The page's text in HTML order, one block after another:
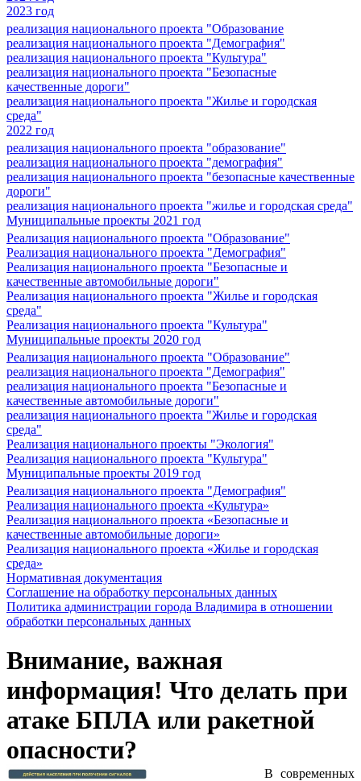
2023 год
реализация национального проекта "Образование
реализация национального проекта "Демография"
реализация национального проекта "Культура"
реализация национального проекта "Безопасные
качественные дороги"
реализация национального проекта "Жилье и городская
среда"
2022 год
реализация национального проекта "образование"
реализация национального проекта "демография"
реализация национального проекта "безопасные качественные
дороги"
реализация национального проекта "жилье и городская среда"
Муниципальные проекты 2021 год
Реализация национального проекта "Образование"
Реализация национального проекта "Демография"
Реализация национального проекта "Безопасные и
качественные автомобильные дороги"
Реализация национального проекта "Жилье и городская
среда"
Реализация национального проекта "Культура"
Муниципальные проекты 2020 год
Реализация национального проекта "Образование"
реализация национального проекта "Демография"
реализация национального проекта "Безопасные и
качественные автомобильные дороги"
реализация национального проекта "Жилье и городская
среда"
Реализация национального проекты "Экология"
Реализация национального проекта "Культура"
Муниципальные проекты 2019 год
Реализация национального проекта "Демография"
Реализация национального проекта «Культура»
Реализация национального проекта «Безопасные и
качественные автомобильные дороги»
Реализация национального проекта «Жилье и городская
среда»
Нормативная документация
Соглашение на обработку персональных данных
Политика администрации города Владимира в отношении
обработки персональных данных
Внимание, важная
информация! Что делать при
атаке БПЛА или ракетной
опасности?
В современных